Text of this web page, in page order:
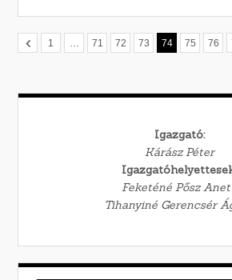
1 71 72 73 74 75 76
Igazgató:
Kárász Péter
Feketéné Pősz
Tihanyiné Gerencsér